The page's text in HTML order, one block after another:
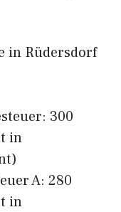
in Rüdersdorf
300
in
A: 280
in